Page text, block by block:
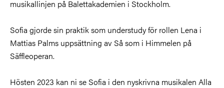
musikallinjen på Balettakademien i Stockholm.
Sofia gjorde sin praktik som understudy för rollen Lena i
Mattias Palms uppsättning av Så som i Himmelen på
Säffleoperan.
Hösten 2023 kan ni se Sofia i den nyskrivna musikalen Alla